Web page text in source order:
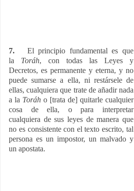
7. El principio fundamental es que
la Toráh, con todas las Leyes y
Decretos, es permanente y eterna, y no
puede sumarse a ella, ni restársele de
ellas, cualquiera que trate de añadir nada
a la Toráh o [trata de] quitarle cualquier
cosa de ella, o para interpretar
cualquiera de sus leyes de manera que
no es consistente con el texto escrito, tal
persona es un impostor, un malvado y
un apostata.